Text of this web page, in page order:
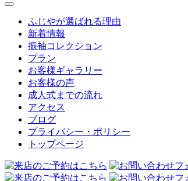
ふじやが選ばれる理由
新着情報
振袖コレクション
プラン
お客様ギャラリー
お客様の声
成人式までの流れ
アクセス
ブログ
プライバシー・ポリシー
トップページ